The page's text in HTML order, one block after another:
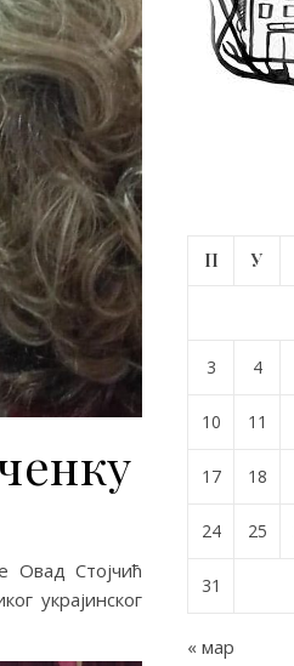
Oвaд Стojчић
укрajинскoг
П У
3 4
10 11
17 18
24 25
31
« мар